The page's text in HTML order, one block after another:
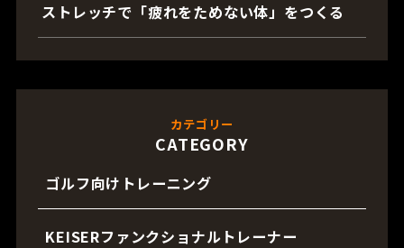
ストレッチで「疲れをためない体」をつくる
カテゴリー
CATEGORY
ゴルフ向けトレーニング
KEISERファンクショナルトレーナー